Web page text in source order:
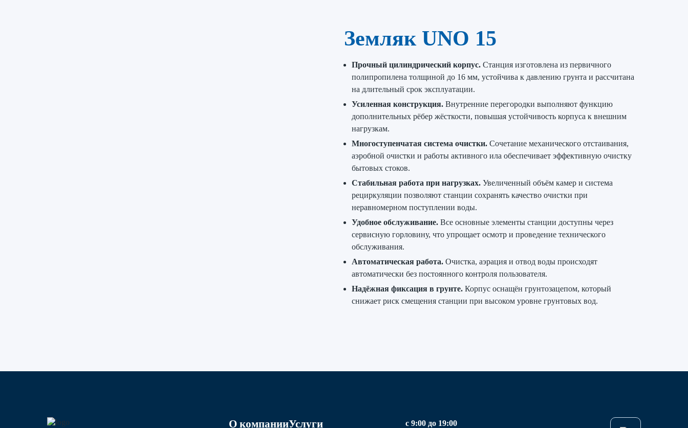
Земляк UNO 15
Прочный цилиндрический корпус. Станция изготовлена из первичного
полипропилена толщиной до 16 мм, устойчива к давлению грунта и рассчитана
на длительный срок эксплуатации.
Усиленная конструкция. Внутренние перегородки выполняют функцию
дополнительных рёбер жёсткости, повышая устойчивость корпуса к внешним
нагрузкам.
Многоступенчатая система очистки. Сочетание механического отстаивания,
аэробной очистки и работы активного ила обеспечивает эффективную очистку
бытовых стоков.
Стабильная работа при нагрузках. Увеличенный объём камер и система
рециркуляции позволяют станции сохранять качество очистки при
неравномерном поступлении воды.
Удобное обслуживание. Все основные элементы станции доступны через
сервисную горловину, что упрощает осмотр и проведение технического
обслуживания.
Автоматическая работа. Очистка, аэрация и отвод воды происходят
автоматически без постоянного контроля пользователя.
Надёжная фиксация в грунте. Корпус оснащён грунтозацепом, который
снижает риск смещения станции при высоком уровне грунтовых вод.
О компанииУслуги с 9:00 до 19:00